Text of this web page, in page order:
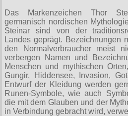
Das Markenzeichen Thor
germanisch nordischen
Steinar sind von der
Landes geprägt. Bezeichnungen
den Normalverbraucher meist
verbergen Namen und
Menschen und mythischen
Gungir, Hiddensee, Invasion,
Entwurf der Kleidung werden
Runen-Symbole, wie auch
die mit dem Glauben und der
in Verbindung gebracht wird,